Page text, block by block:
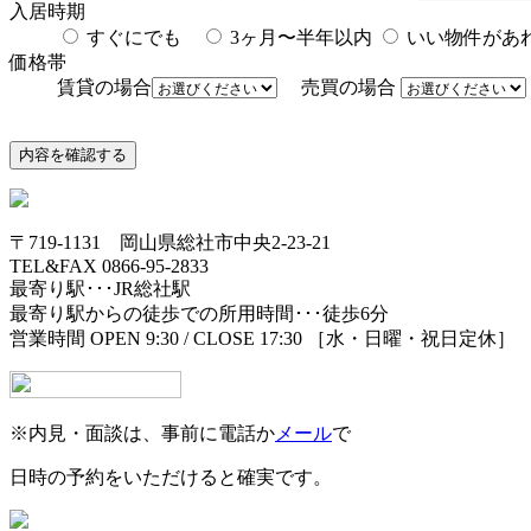
入居時期
すぐにでも
3ヶ月〜半年以内 いい物件が
価格帯
賃貸の場合
売買の場合
〒719-1131 岡山県総社市中央2-23-21
TEL&FAX 0866-95-2833
最寄り駅･･･JR総社駅
最寄り駅からの徒歩での所用時間･･･徒歩6分
営業時間 OPEN 9:30 / CLOSE 17:30 ［水・日曜・祝日定休］
※内見・面談は、事前に電話か メールで
日時の予約をいただけると確実です。